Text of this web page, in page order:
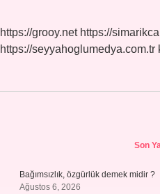
https://grooy.net https://
https://seyyahoglumedya.com.tr
Son
Bağımsızlık, özgürlük demek midir ?
Ağustos 6, 2026